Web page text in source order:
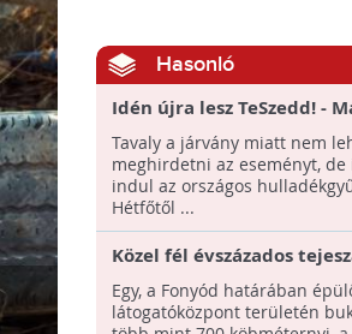
Hasonló
Idén újra lesz TeSzedd! -
elindult a regisztráció!
Tavaly a járvány miatt nem
meghirdetni az eseményt,
indul az országos
Hétfőtől ...
Közel fél évszázados
találtak a dél-balatoni
szemétlerakóban!
Egy, a Fonyód határában
látogatóközpont területén